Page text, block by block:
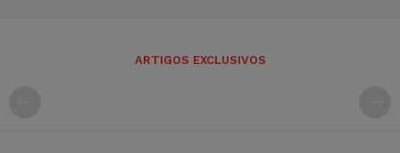
ARTIGOS EXCLUSIVOS